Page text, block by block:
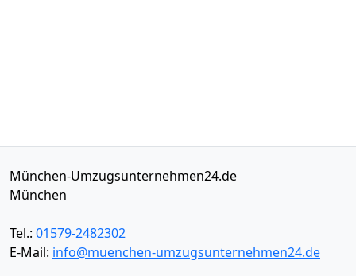
München-Umzugsunternehmen24.de
München
Tel.: 01579-2482302
E-Mail: info@muenchen-umzugsunternehmen24.de